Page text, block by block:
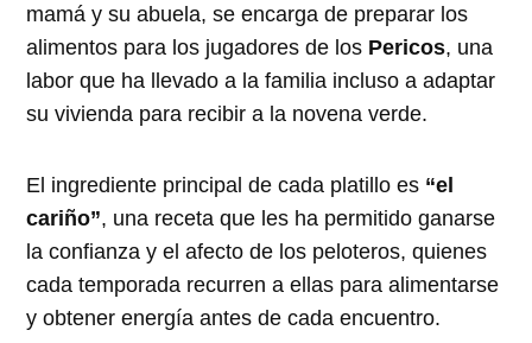
mamá y su abuela, se encarga de preparar los
alimentos para los jugadores de los Pericos, una
labor que ha llevado a la familia incluso a adaptar
su vivienda para recibir a la novena verde.
El ingrediente principal de cada platillo es “el
cariño”, una receta que les ha permitido ganarse
la confianza y el afecto de los peloteros, quienes
cada temporada recurren a ellas para alimentarse
y obtener energía antes de cada encuentro.